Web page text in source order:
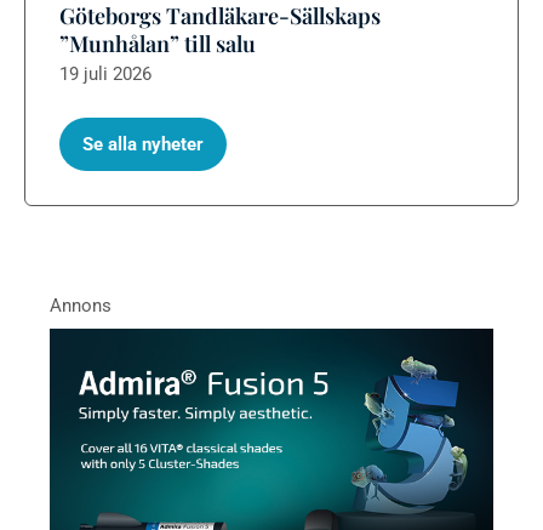
Göteborgs Tandläkare-Sällskaps
”Munhålan” till salu
19 juli 2026
Se alla nyheter